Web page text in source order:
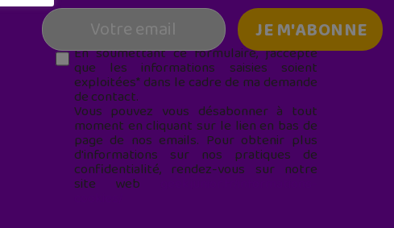
En soumettant ce formulaire, j’accepte
que les informations saisies soient
exploitées* dans le cadre de ma demande
de contact.
Vous pouvez vous désabonner à tout
moment en cliquant sur le lien en bas de
page de nos emails. Pour obtenir plus
d'informations sur nos pratiques de
confidentialité, rendez-vous sur notre
site web